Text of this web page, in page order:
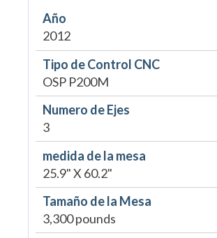
Año
2012
Tipo de Control CNC
OSP P200M
Numero de Ejes
3
medida de la mesa
25.9" X 60.2"
Tamaño de la Mesa
3,300 pounds